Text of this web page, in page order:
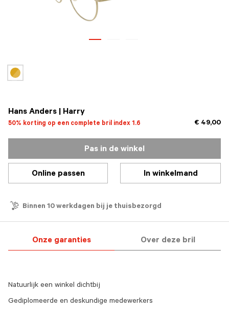
Hans Anders | Harry
50% korting op een complete bril index 1.6 € 49,00
Pas in de winkel
Online passen In winkelmand
Binnen 10 werkdagen bij je thuisbezorgd
Onze garanties Over deze bril
Natuurlijk een winkel dichtbij
Gediplomeerde en deskundige medewerkers